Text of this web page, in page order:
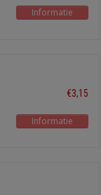
Informatie
€3,15
Informatie